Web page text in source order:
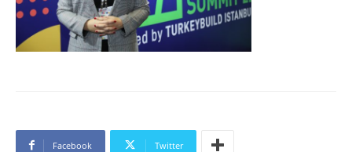
Facebook Twitter